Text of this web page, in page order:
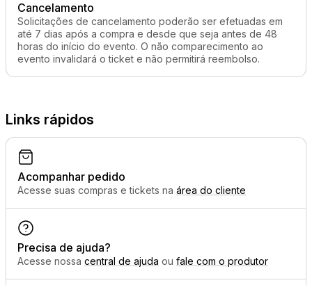
Cancelamento
Solicitações de cancelamento poderão ser efetuadas em
até 7 dias após a compra e desde que seja antes de 48
horas do início do evento. O não comparecimento ao
evento invalidará o ticket e não permitirá reembolso.
Links rápidos
Acompanhar pedido
Acesse suas compras e tickets na área do cliente
Precisa de ajuda?
Acesse nossa central de ajuda ou fale com o produtor